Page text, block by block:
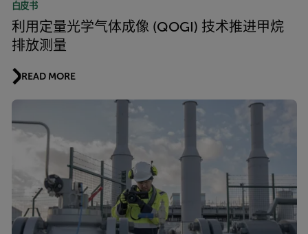
白皮书
利用定量光学气体成像 (QOGI) 技术推进甲烷
排放测量
READ MORE